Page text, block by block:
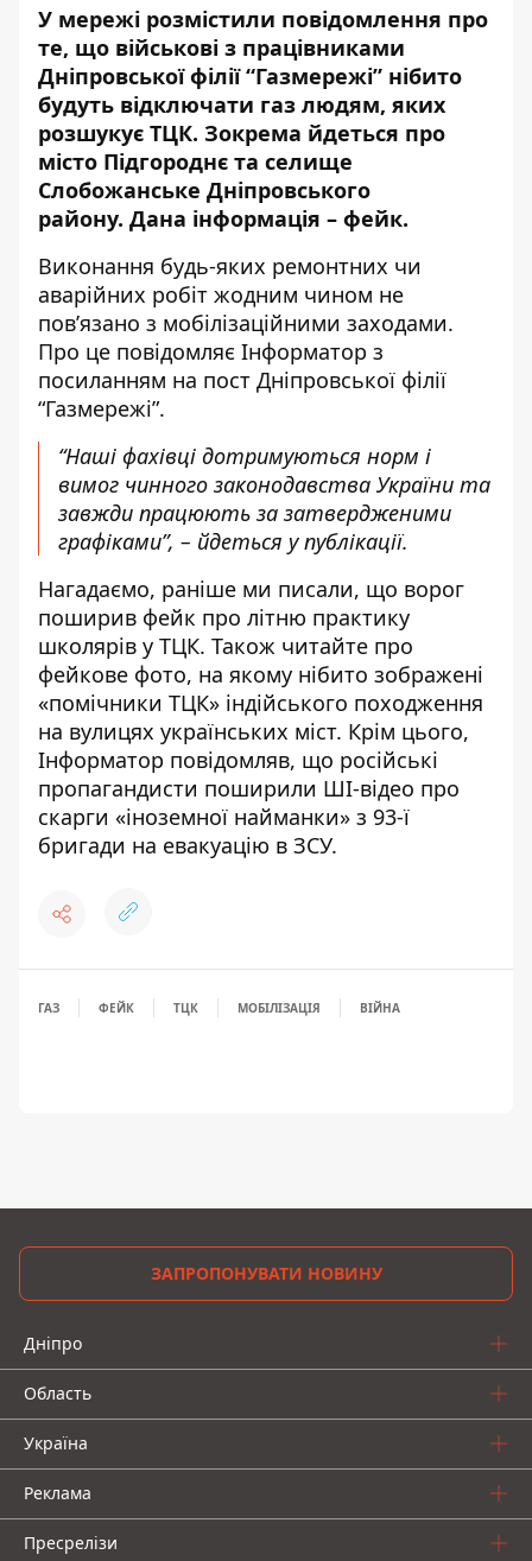
У мережі розмістили повідомлення про
те, що військові з працівниками
Дніпровської філії “Газмережі” нібито
будуть відключати газ людям, яких
розшукує ТЦК. Зокрема йдеться про
місто Підгороднє та селище
Слобожанське Дніпровського
району. Дана інформація – фейк.
Виконання будь-яких ремонтних чи
аварійних робіт жодним чином не
пов’язано з мобілізаційними заходами.
Про це повідомляє Інформатор з
посиланням на пост Дніпровської філії
“Газмережі”.
“Наші фахівці дотримуються норм і
вимог чинного законодавства України та
завжди працюють за затвердженими
графіками”, – йдеться у публікації.
Нагадаємо, раніше ми писали, що ворог
поширив фейк про літню практику
школярів у ТЦК. Також читайте про
фейкове фото, на якому нібито зображені
«помічники ТЦК» індійського походження
на вулицях українських міст. Крім цього,
Інформатор повідомляв, що російські
пропагандисти поширили ШІ-відео про
скарги «іноземної найманки» з 93-ї
бригади на евакуацію в ЗСУ.
ГАЗ ФЕЙК ТЦК МОБІЛІЗАЦІЯ ВІЙНА
ЗАПРОПОНУВАТИ НОВИНУ
Дніпро
Область
Україна
Реклама
Пресрелізи